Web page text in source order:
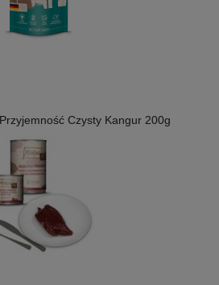
Czysty Kangur 200g